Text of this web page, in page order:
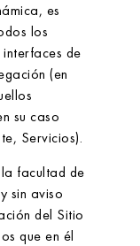
es
los
de
(en
su caso
Servicios).
facultad de
sin aviso
del Sitio
que en él